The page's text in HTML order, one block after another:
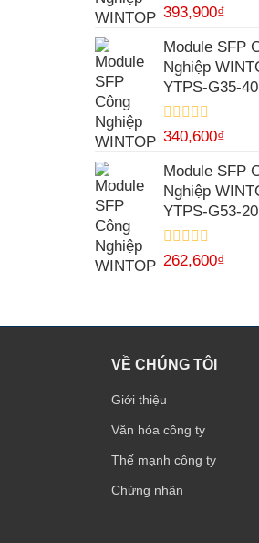
Được
hạng
0
5
sao
393,900₫
Module SFP
Nghiệp
YTPS-G35-
Được
hạng
0
5
sao
340,600₫
Module SFP
Nghiệp
YTPS-G53-
Được
sao
262,600₫
VỀ CHÚNG TÔI
Giới thiệu
Văn hóa công ty
Thế mạnh công ty
Chứng nhận